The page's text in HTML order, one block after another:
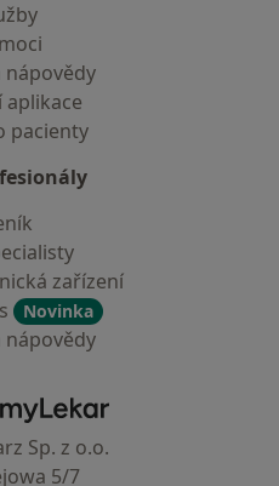
pacienty
zařízení
Novinka
ZnamyLekar - Hlavní stránka
Sp. z o.o.
5/7